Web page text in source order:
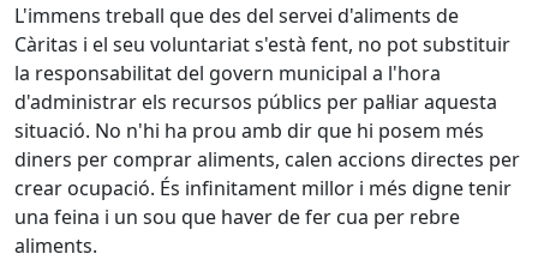
L'immens treball que des del servei d'aliments de
Càritas i el seu voluntariat s'està fent, no pot substituir
la responsabilitat del govern municipal a l'hora
d'administrar els recursos públics per pal·liar aquesta
situació. No n'hi ha prou amb dir que hi posem més
diners per comprar aliments, calen accions directes per
crear ocupació. És infinitament millor i més digne tenir
una feina i un sou que haver de fer cua per rebre
aliments.